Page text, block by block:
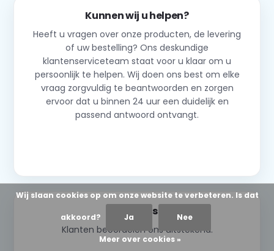
Kunnen wij u helpen?
Heeft u vragen over onze producten, de levering
of uw bestelling? Ons deskundige
klantenserviceteam staat voor u klaar om u
persoonlijk te helpen. Wij doen ons best om elke
vraag zorgvuldig te beantwoorden en zorgen
ervoor dat u binnen 24 uur een duidelijk en
passend antwoord ontvangt.
Reviews
Klanten beoordelen ons uitstekend.
Wij slaan cookies op om onze website te verbeteren. Is dat
akkoord? Ja Nee
Meer over cookies »